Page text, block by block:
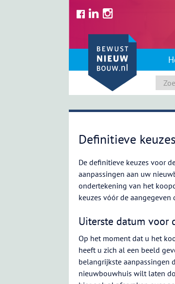
Definitieve
De definitieve keuzes voor
aanpassingen aan uw
ondertekening van het
keuzes vóór de aangegeven
Uiterste datum voor
Op het moment dat u het
heeft u zich al een beeld
belangrijkste aanpassingen
nieuwbouwhuis wilt laten